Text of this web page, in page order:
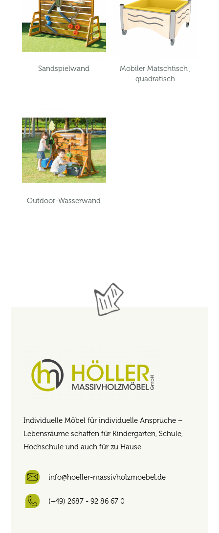
Sandspielwand
Mobiler Matschtisch ,
quadratisch
Outdoor-Wasserwand
Individuelle Möbel für individuelle Ansprüche –
Lebensräume schaffen für Kindergarten, Schule,
Hochschule und auch für zu Hause.
info@hoeller-massivholzmoebel.de
(+49) 2687 - 92 86 67 0